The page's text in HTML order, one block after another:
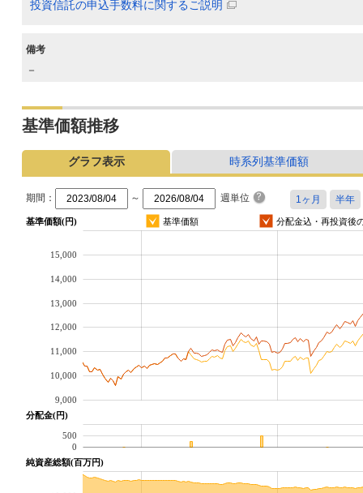
投資信託の申込手数料に関するご説明
備考
－
基準価額推移
グラフ表示 時系列基準価額
期間： ～ 週単位
基準価額(円) 基準価額 分配金込・再投資後
9,000
10,000
11,000
12,000
13,000
14,000
15,000
分配金(円)
0
500
純資産総額(百万円)